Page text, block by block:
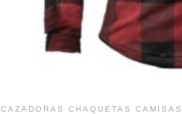
CAZADORAS CHAQUETAS